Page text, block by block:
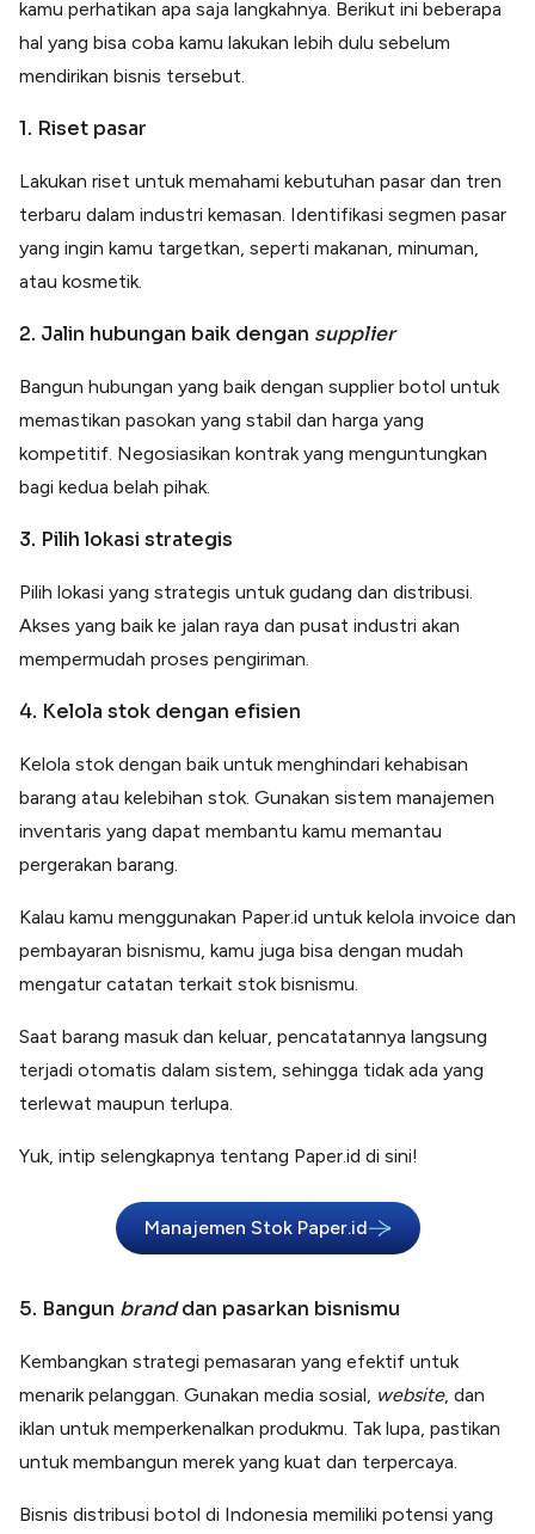
kamu perhatikan apa saja langkahnya. Berikut ini beberapa
hal yang bisa coba kamu lakukan lebih dulu sebelum
mendirikan bisnis tersebut.
1. Riset pasar
Lakukan riset untuk memahami kebutuhan pasar dan tren
terbaru dalam industri kemasan. Identifikasi segmen pasar
yang ingin kamu targetkan, seperti makanan, minuman,
atau kosmetik.
2. Jalin hubungan baik dengan supplier
Bangun hubungan yang baik dengan supplier botol untuk
memastikan pasokan yang stabil dan harga yang
kompetitif. Negosiasikan kontrak yang menguntungkan
bagi kedua belah pihak.
3. Pilih lokasi strategis
Pilih lokasi yang strategis untuk gudang dan distribusi.
Akses yang baik ke jalan raya dan pusat industri akan
mempermudah proses pengiriman.
4. Kelola stok dengan efisien
Kelola stok dengan baik untuk menghindari kehabisan
barang atau kelebihan stok. Gunakan sistem manajemen
inventaris yang dapat membantu kamu memantau
pergerakan barang.
Kalau kamu menggunakan Paper.id untuk kelola invoice dan
pembayaran bisnismu, kamu juga bisa dengan mudah
mengatur catatan terkait stok bisnismu.
Saat barang masuk dan keluar, pencatatannya langsung
terjadi otomatis dalam sistem, sehingga tidak ada yang
terlewat maupun terlupa.
Yuk, intip selengkapnya tentang Paper.id di sini!
Manajemen Stok Paper.id
5. Bangun branddan pasarkan bisnismu
Kembangkan strategi pemasaran yang efektif untuk
menarik pelanggan. Gunakan media sosial, website, dan
iklan untuk memperkenalkan produkmu. Tak lupa, pastikan
untuk membangun merek yang kuat dan terpercaya.
Bisnis distribusi botol di Indonesia memiliki potensi yang